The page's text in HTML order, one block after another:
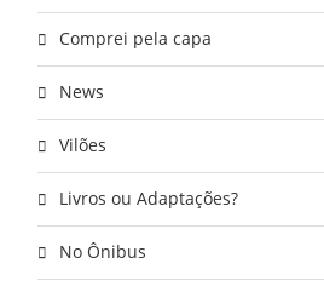
Comprei pela capa
News
Vilões
Livros ou Adaptações?
No Ônibus